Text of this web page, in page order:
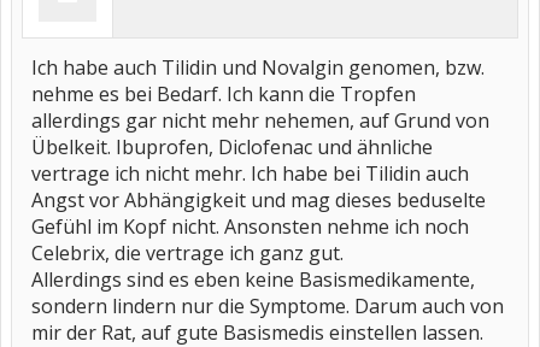
Ich habe auch Tilidin und Novalgin genomen, bzw.
nehme es bei Bedarf. Ich kann die Tropfen
allerdings gar nicht mehr nehemen, auf Grund von
Übelkeit. Ibuprofen, Diclofenac und ähnliche
vertrage ich nicht mehr. Ich habe bei Tilidin auch
Angst vor Abhängigkeit und mag dieses beduselte
Gefühl im Kopf nicht. Ansonsten nehme ich noch
Celebrix, die vertrage ich ganz gut.
Allerdings sind es eben keine Basismedikamente,
sondern lindern nur die Symptome. Darum auch von
mir der Rat, auf gute Basismedis einstellen lassen.